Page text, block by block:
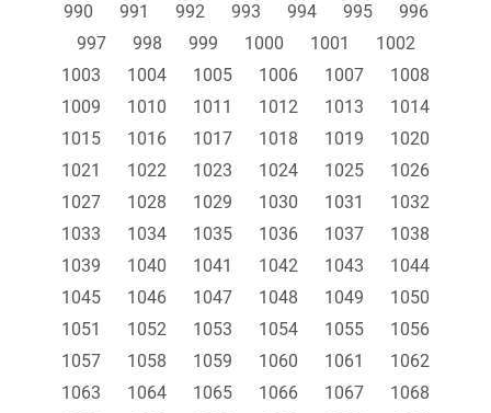
990
991 992 993 994 995
996
997
998 999 1000 1001
1002
1003
1004 1005 1006 1007
1008
1009
1010 1011 1012 1013
1014
1015
1016 1017 1018 1019
1020
1021
1022 1023 1024 1025
1026
1027
1028 1029 1030 1031
1032
1033
1034 1035 1036 1037
1038
1039
1040 1041 1042 1043
1044
1045
1046 1047 1048 1049
1050
1051
1052 1053 1054 1055
1056
1057
1058 1059 1060 1061
1062
1063
1064 1065 1066 1067
1068